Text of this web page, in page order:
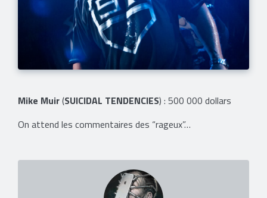
Mike Muir(SUICIDAL TENDENCIES) : 500 000 dollars
On attend les commentaires des “rageux”…